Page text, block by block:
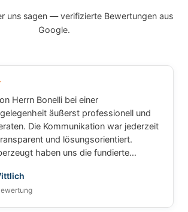
uns sagen — verifizierte Bewertungen aus
Google.
Herrn Bonelli bei einer
äußerst professionell und
Die Kommunikation war jederzeit
und lösungsorientiert.
haben uns die fundierte
sehr gute Verständnis für die
Wir haben uns während
Prozesses bestens betreut gefühlt